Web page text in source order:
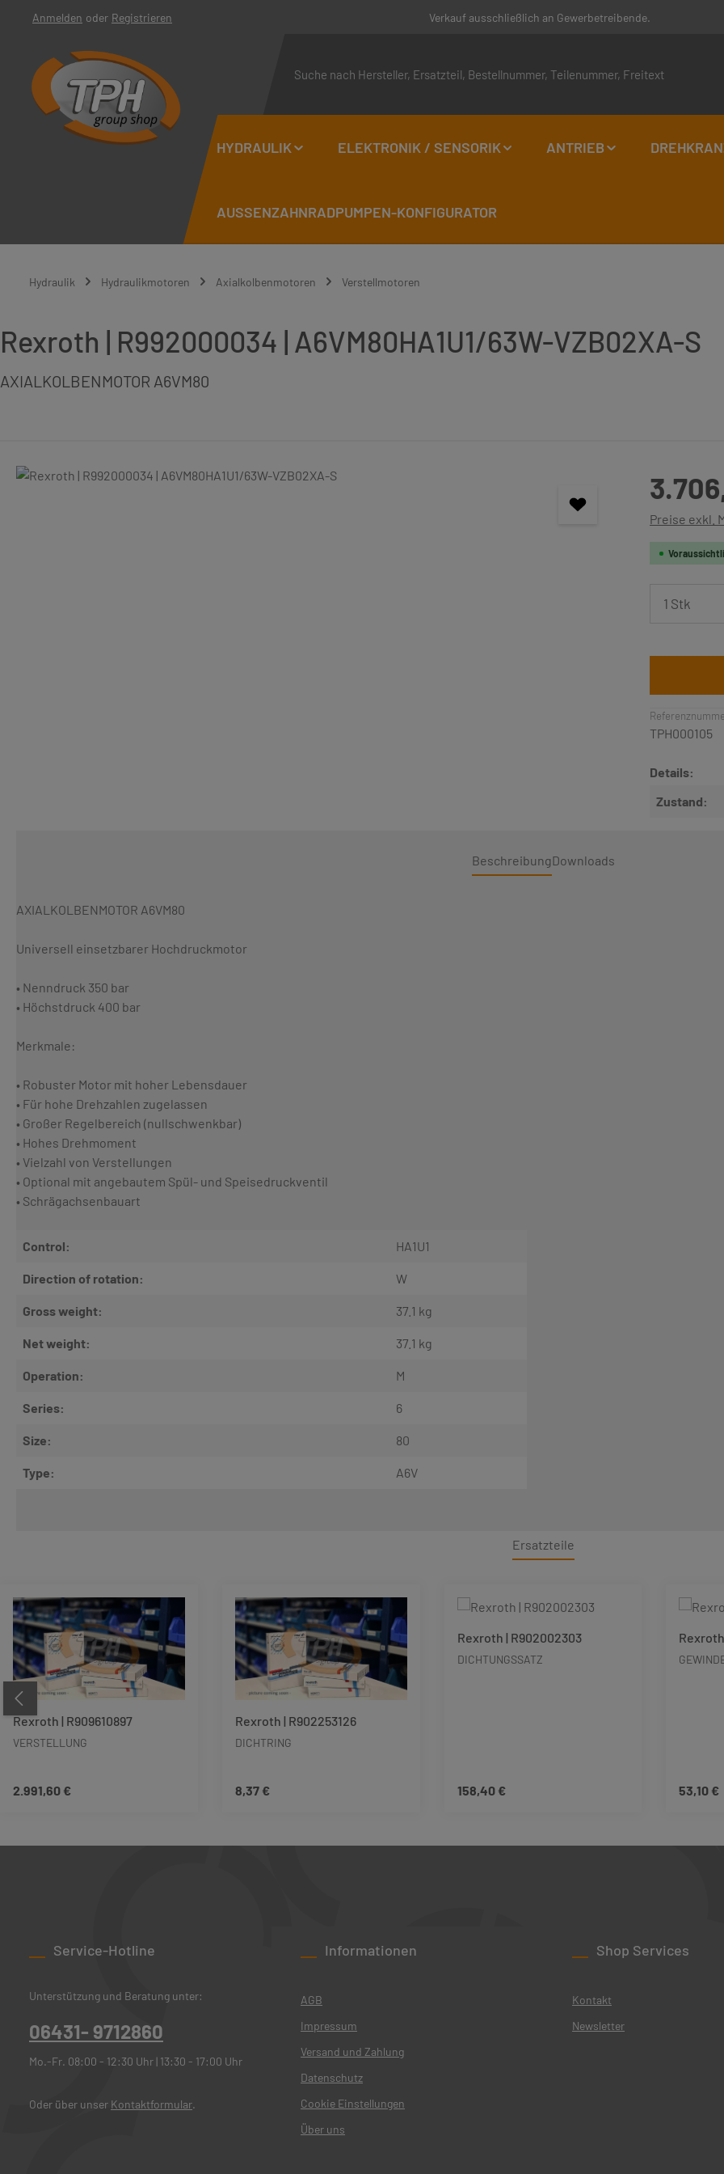
Hauptinhalt springen
Zur Suche springen
Zur Hauptnavigation springen
Anmelden oder Registrieren Verkauf ausschließlich an Gewerbetreibende.
HYDRAULIK ELEKTRONIK / SENSORIK ANTRIEB
AUSSENZAHNRADPUMPEN-KONFIGURATOR
Hydraulik Hydraulikmotoren Axialkolbenmotoren Verstellmotoren
Rexroth | R992000034 | A6VM80HA1U1/63W-VZB02XA-S
AXIALKOLBENMOTOR A6VM80
Bildergalerie überspringen
Preise exkl.
TPH000105
Details:
Zustand:
BeschreibungDownloads
AXIALKOLBENMOTOR A6VM80
Universell einsetzbarer Hochdruckmotor
• Nenndruck 350 bar
• Höchstdruck 400 bar
Merkmale:
• Robuster Motor mit hoher Lebensdauer
• Für hohe Drehzahlen zugelassen
• Großer Regelbereich (nullschwenkbar)
• Hohes Drehmoment
• Vielzahl von Verstellungen
• Optional mit angebautem Spül- und Speisedruckventil
• Schrägachsenbauart
Control: HA1U1
Direction of rotation: W
Gross weight: 37.1 kg
Net weight: 37.1 kg
Operation: M
Series: 6
Size: 80
Type: A6V
Ersatzteile
Rexroth | R909610897
VERSTELLUNG
Regulärer Preis:
2.991,60 €
Rexroth | R902253126
DICHTRING
Regulärer Preis:
8,37 €
Rexroth | R902002303
DICHTUNGSSATZ
Regulärer Preis:
158,40 € 53,10 €
Service-Hotline
Unterstützung und Beratung unter:
06431- 9712860
Mo.-Fr. 08:00 - 12:30 Uhr | 13:30 - 17:00 Uhr
Oder über unser Kontaktformular.
Informationen
AGB
Impressum
Versand und Zahlung
Datenschutz
Cookie Einstellungen
Über uns
Shop Services
Kontakt
Newsletter